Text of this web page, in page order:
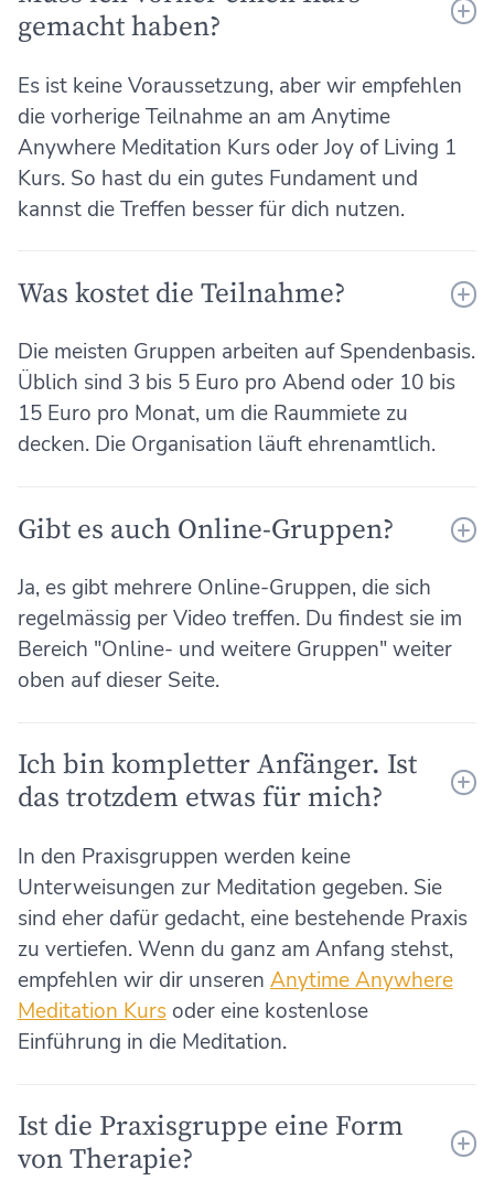
gemacht haben?
Es ist keine Voraussetzung, aber wir empfehlen
die vorherige Teilnahme an am Anytime
Anywhere Meditation Kurs oder Joy of Living 1
Kurs. So hast du ein gutes Fundament und
kannst die Treffen besser für dich nutzen.
Was kostet die Teilnahme?
Die meisten Gruppen arbeiten auf Spendenbasis.
Üblich sind 3 bis 5 Euro pro Abend oder 10 bis
15 Euro pro Monat, um die Raummiete zu
decken. Die Organisation läuft ehrenamtlich.
Gibt es auch Online-Gruppen?
Ja, es gibt mehrere Online-Gruppen, die sich
regelmässig per Video treffen. Du findest sie im
Bereich "Online- und weitere Gruppen" weiter
oben auf dieser Seite.
Ich bin kompletter Anfänger. Ist
das trotzdem etwas für mich?
In den Praxisgruppen werden keine
Unterweisungen zur Meditation gegeben. Sie
sind eher dafür gedacht, eine bestehende Praxis
zu vertiefen. Wenn du ganz am Anfang stehst,
empfehlen wir dir unseren Anytime Anywhere
Meditation Kursoder eine kostenlose
Einführung in die Meditation.
Ist die Praxisgruppe eine Form
von Therapie?